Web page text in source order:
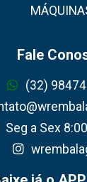
Fale
(32)
Seg a Sex